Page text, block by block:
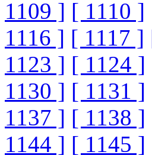
1109 ] [ 1110 ]
1116 ] [ 1117 ]
1123 ] [ 1124 ]
1130 ] [ 1131 ]
1137 ] [ 1138 ]
1144 ] [ 1145 ]